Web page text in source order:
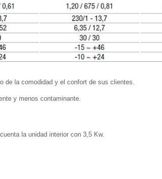
de la comodidad y el confort de sus clientes.
y menos contaminante.
la unidad interior con 3,5 Kw.